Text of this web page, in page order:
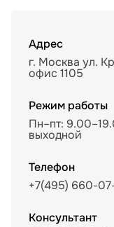
Адрес
г. Москва ул.
офис 1105
Режим работы
Пн–пт:
выходной
Телефон
+7(495) 660-
Консультант